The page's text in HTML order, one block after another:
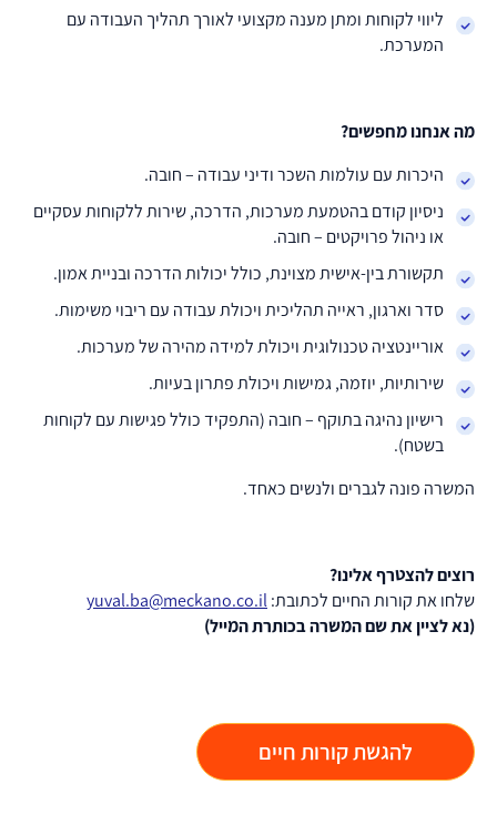
ליווי לקוחות ומתן מענה מקצועי לאורך תהליך העבודה עם
המערכת.
מה אנחנו מחפשים?
היכרות עם עולמות השכר ודיני עבודה – חובה.
ניסיון קודם בהטמעת מערכות, הדרכה, שירות ללקוחות עסקיים
או ניהול פרויקטים – חובה.
תקשורת בין-אישית מצוינת, כולל יכולות הדרכה ובניית אמון.
סדר וארגון, ראייה תהליכית ויכולת עבודה עם ריבוי משימות.
אוריינטציה טכנולוגית ויכולת למידה מהירה של מערכות.
שירותיות, יוזמה, גמישות ויכולת פתרון בעיות.
רישיון נהיגה בתוקף – חובה (התפקיד כולל פגישות עם לקוחות
בשטח).
המשרה פונה לגברים ולנשים כאחד.
רוצים להצטרף אלינו?
שלחו את קורות החיים לכתובת: yuval.ba@meckano.co.il
(נא לציין את שם המשרה בכותרת המייל)
להגשת קורות חיים